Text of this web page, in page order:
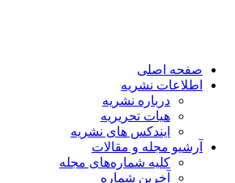
اصلی
نشریه
درباره نشریه
هیات تحریریه
ایندکس های نشریه
مجله و مقالات
کلیه شماره‌های مجله
آخرین شماره